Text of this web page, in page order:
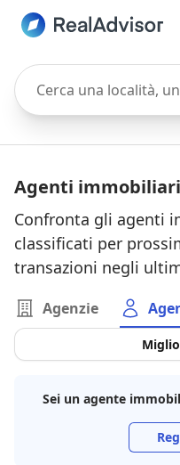
Cerca una località,
Agenti immobiliari
Confronta gli agenti
classificati per
transazioni negli
Agenzie
Sei un agente